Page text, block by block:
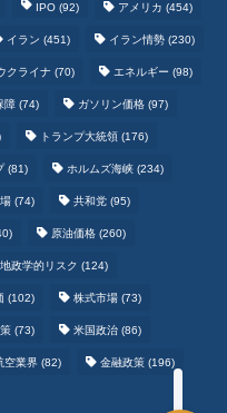
IPO (92) アメリカ (454)
イラン (451) イラン情勢 (230)
クライナ (70) エネルギー (98)
障 (74) ガソリン価格 (97)
トランプ大統領 (176)
(81) ホルムズ海峡 (234)
(74) 共和党 (95)
原油価格 (260)
地政学的リスク (124)
(102) 株式市場 (73)
(73) 米国政治 (86)
空業界 (82) 金融政策 (196)
野球まとめ
ッカーまとめ